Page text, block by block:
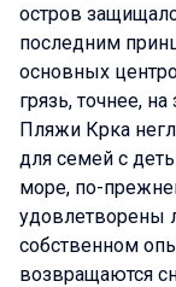
остров
последним
основных
грязь, точнее,
Пляжи Крка
для семей с
море, по-
удовлетворены
собственном
возвращаются